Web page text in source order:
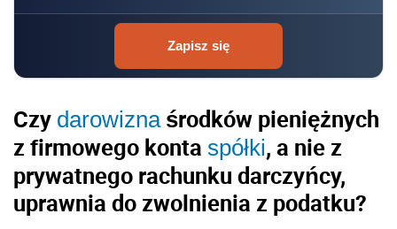
Zapisz się
Czy darowiznaśrodków pieniężnych
z firmowego konta spółki, a nie z
prywatnego rachunku darczyńcy,
uprawnia do zwolnienia z podatku?